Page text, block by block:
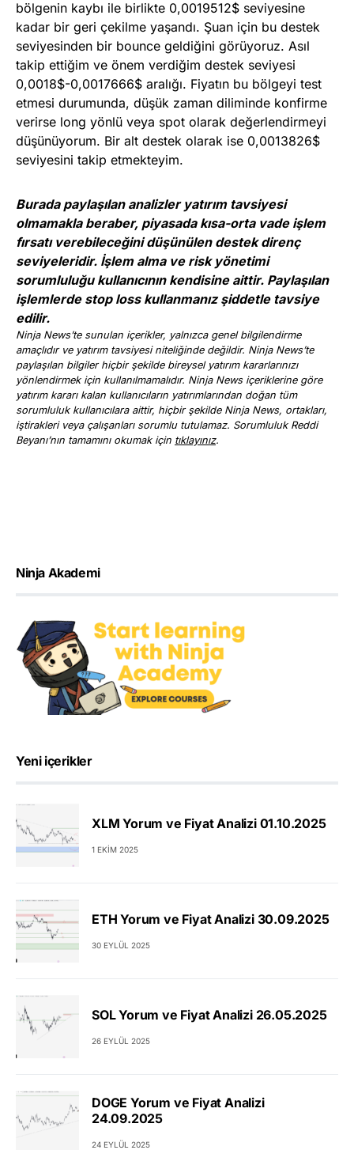
bölgenin kaybı ile birlikte 0,0019512$ seviyesine
kadar bir geri çekilme yaşandı. Şuan için bu destek
seviyesinden bir bounce geldiğini görüyoruz. Asıl
takip ettiğim ve önem verdiğim destek seviyesi
0,0018$-0,0017666$ aralığı. Fiyatın bu bölgeyi test
etmesi durumunda, düşük zaman diliminde konfirme
verirse long yönlü veya spot olarak değerlendirmeyi
düşünüyorum. Bir alt destek olarak ise 0,0013826$
seviyesini takip etmekteyim.
Burada paylaşılan analizler yatırım tavsiyesi
olmamakla beraber, piyasada kısa-orta vade işlem
fırsatı verebileceğini düşünülen destek direnç
seviyeleridir. İşlem alma ve risk yönetimi
sorumluluğu kullanıcının kendisine aittir. Paylaşılan
işlemlerde stop loss kullanmanız şiddetle tavsiye
edilir.
Ninja News’te sunulan içerikler, yalnızca genel bilgilendirme
amaçlıdır ve yatırım tavsiyesi niteliğinde değildir. Ninja News’te
paylaşılan bilgiler hiçbir şekilde bireysel yatırım kararlarınızı
yönlendirmek için kullanılmamalıdır. Ninja News içeriklerine göre
yatırım kararı kalan kullanıcıların yatırımlarından doğan tüm
sorumluluk kullanıcılara aittir, hiçbir şekilde Ninja News, ortakları,
iştirakleri veya çalışanları sorumlu tutulamaz. Sorumluluk Reddi
Beyanı’nın tamamını okumak için tıklayınız.
Ninja Akademi
Yeni içerikler
XLM Yorum ve Fiyat Analizi 01.10.2025
1 EKIM 2025
ETH Yorum ve Fiyat Analizi 30.09.2025
30 EYLÜL 2025
SOL Yorum ve Fiyat Analizi 26.05.2025
26 EYLÜL 2025
DOGE Yorum ve Fiyat Analizi
24.09.2025
24 EYLÜL 2025